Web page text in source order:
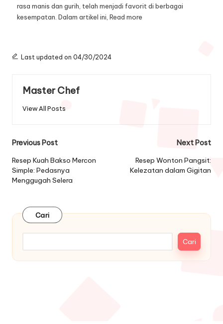
rasa manis dan gurih, telah menjadi favorit di berbagai
kesempatan. Dalam artikel ini, Read more
Last updated on 04/30/2024
Master Chef
View All Posts
Post
navigation
Previous Post
Resep Kuah Bakso Mercon
Simple: Pedasnya
Menggugah Selera
Next Post
Resep Wonton Pangsit:
Kelezatan dalam Gigitan
Cari
Cari